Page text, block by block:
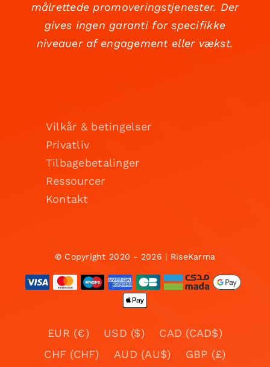
målrettede promoveringstjenester. Der
gives ingen garanti for specifikke
niveauer af engagement eller vækst.
Vilkår & betingelser
Privatliv
Tilbagebetalinger
Ressourcer
Kontakt
© Copyright 2020 - 2026 | RiseKarma
EUR (€) USD ($)
CAD (CAD$)
CHF (CHF)
AUD (AU$)
GBP (£)